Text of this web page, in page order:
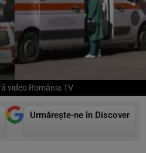
video România TV
Urmărește-ne în Discover